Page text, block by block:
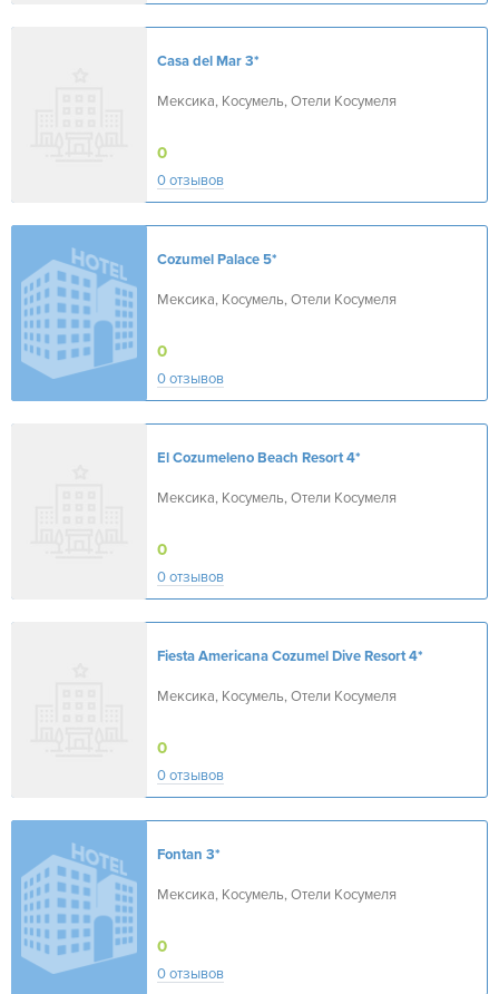
Casa del Mar3*
Мексика, Косумель, Отели Косумеля
0
0 отзывов
Cozumel Palace5*
Мексика, Косумель, Отели Косумеля
0
0 отзывов
El Cozumeleno Beach Resort4*
Мексика, Косумель, Отели Косумеля
0
0 отзывов
Fiesta Americana Cozumel Dive Resort4*
Мексика, Косумель, Отели Косумеля
0
0 отзывов
Fontan 3*
Мексика, Косумель, Отели Косумеля
0
0 отзывов